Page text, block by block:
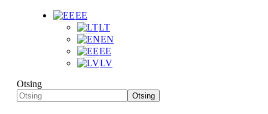
EE
LT
EN
EE
LV
Otsing
Otsing